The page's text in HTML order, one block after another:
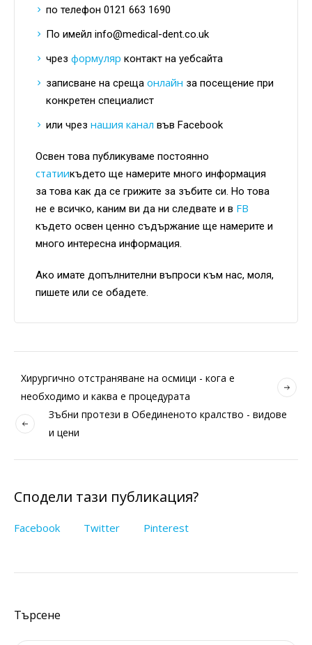
по телефон 0121 663 1690
По имейл info@medical-dent.co.uk
чрез формуляр контакт на уебсайта
записване на среща онлайн за посещение при
конкретен специалист
или чрез нашия канал във Facebook
Освен това публикуваме постоянно
статиикъдето ще намерите много информация
за това как да се грижите за зъбите си. Но това
не е всичко, каним ви да ни следвате и в FB
където освен ценно съдържание ще намерите и
много интересна информация.
Ако имате допълнителни въпроси към нас, моля,
пишете или се обадете.
Хирургично отстраняване на осмици - кога е
необходимо и каква е процедурата
Зъбни протези в Обединеното кралство - видове
и цени
Сподели тази публикация?
Facebook Twitter Pinterest
Търсене